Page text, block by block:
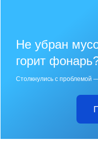
Не убран
горит
Столкнулись с проблемой